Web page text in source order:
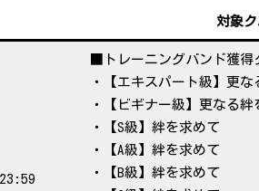
対象
■トレーニングバンド獲得
・【エキスパート級】更な
・【ビギナー級】更なる絆
・【S級】絆を求めて
・【A級】絆を求めて
・【B級】絆を求めて